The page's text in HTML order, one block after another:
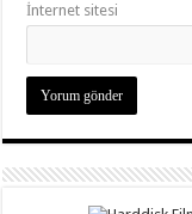
İnternet sitesi